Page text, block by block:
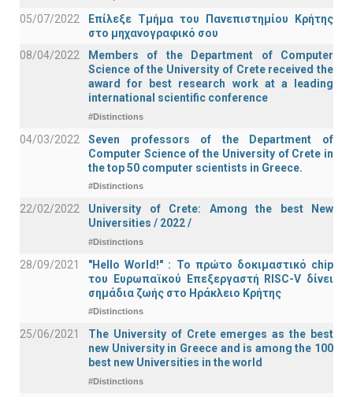
05/07/2022
Επίλεξε Τμήμα του Πανεπιστημίου Κρήτης
στο μηχανογραφικό σου
08/04/2022
Members of the Department of Computer
Science of the University of Crete received the
award for best research work at a leading
international scientific conference
#Distinctions
04/03/2022
Seven professors of the Department of
Computer Science of the University of Crete in
the top 50 computer scientists in Greece.
#Distinctions
22/02/2022
University of Crete: Among the best New
Universities / 2022 /
#Distinctions
28/09/2021
"Hello World!" : Το πρώτο δοκιμαστικό chip
του Ευρωπαϊκού Επεξεργαστή RISC-V δίνει
σημάδια ζωής στο Ηράκλειο Κρήτης
#Distinctions
25/06/2021
The University of Crete emerges as the best
new University in Greece and is among the 100
best new Universities in the world
#Distinctions